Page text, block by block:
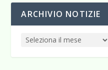
ARCHIVIO NOTIZIE